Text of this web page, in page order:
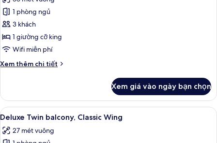
cả
ảnh
La
Siesta
Suite,
Wing
1 phòng ngủ
3 khách
1 giường cỡ king
Wifi miễn phí
Xem thêm chi tiết
Chi
La
Siesta
Suite,
Wing
Xem giá vào ngày bạn chọn
Xem
tất
cả
Deluxe Twin balcony, Classic Wing
6
Deluxe Twin balcony, Classic Wing
27 mét vuông